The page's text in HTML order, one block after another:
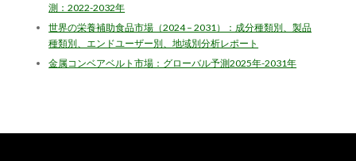
測：2022-2032年
世界の栄養補助食品市場（2024 – 2031）：成分種類別、製品
種類別、エンドユーザー別、地域別分析レポート
金属コンベアベルト市場：グローバル予測2025年-2031年